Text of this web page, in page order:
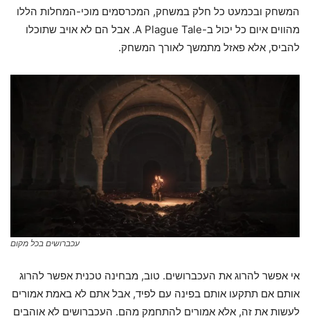
המשחק ובכמעט כל חלק במשחק, המכרסמים מוכי-המחלות הללו
מהווים איום כל יכול ב-A Plague Tale. אבל הם לא אויב שתוכלו
להביס, אלא פאזל מתמשך לאורך המשחק.
עכברושים בכל מקום
אי אפשר להרוג את העכברושים. טוב, מבחינה טכנית אפשר להרוג
אותם אם תתקעו אותם בפינה עם לפיד, אבל אתם לא באמת אמורים
לעשות את זה, אלא אמורים להתחמק מהם. העכברושים לא אוהבים